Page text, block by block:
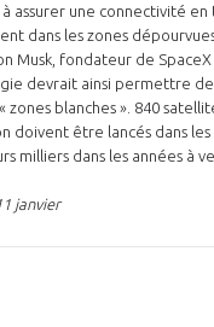
à assurer une connectivité
dans les zones
Musk, fondateur de
devrait ainsi permettre
zones blanches ». 840
doivent être lancés dans les
milliers dans les années à
janvier